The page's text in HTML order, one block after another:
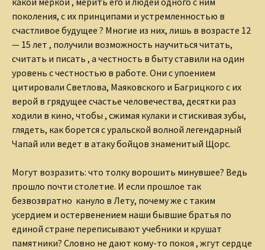
поколения, с их принципами и устремленностью в
счастливое будущее ? Многие из них, лишь в возрасте 12
— 15 лет , получили возможность научиться читать,
считать и писать , а честность в быту ставили на один
уровень счестностью в работе. Они с упоением
цитировали Светлова, Маяковского и Багрицкого с их
верой в грядущее счастье человечества, десятки раз
ходили в кино, чтобы , сжимая кулаки и стискивая зубы,
глядеть, как борется с уральской волной легендарный
Чапай или ведет в атаку бойцов знаменитый Щорс.
Могут возразить: что толку ворошить минувшее? Ведь
прошло почти столетие. И если прошлое так
безвозвратно кануло в Лету, почему же с таким
усердием и остервенением наши бывшие братья по
единой стране переписывают учебники и крушат
памятники? Словно не дают кому-то покоя , жгут сердце